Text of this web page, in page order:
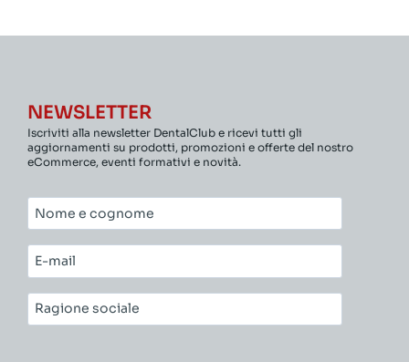
NEWSLETTER
Iscriviti alla newsletter DentalClub e ricevi tutti gli
aggiornamenti su prodotti, promozioni e offerte del nostro
eCommerce, eventi formativi e novità.
Nome
e
cognome*
E-
mail*
Ragione
sociale*